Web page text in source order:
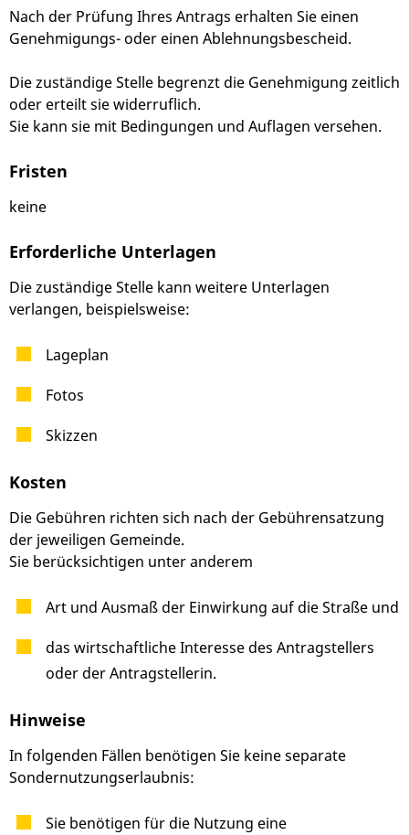
Nach der Prüfung Ihres Antrags erhalten Sie einen
Genehmigungs- oder einen Ablehnungsbescheid.
Die zuständige Stelle begrenzt die Genehmigung zeitlich
oder erteilt sie widerruflich.
Sie kann sie mit Bedingungen und Auflagen versehen.
Fristen
keine
Erforderliche Unterlagen
Die zuständige Stelle kann weitere Unterlagen
verlangen, beispielsweise:
Lageplan
Fotos
Skizzen
Kosten
Die Gebühren richten sich nach der Gebührensatzung
der jeweiligen Gemeinde.
Sie berücksichtigen unter anderem
Art und Ausmaß der Einwirkung auf die Straße und
das wirtschaftliche Interesse des Antragstellers
oder der Antragstellerin.
Hinweise
In folgenden Fällen benötigen Sie keine separate
Sondernutzungserlaubnis:
Sie benötigen für die Nutzung eine